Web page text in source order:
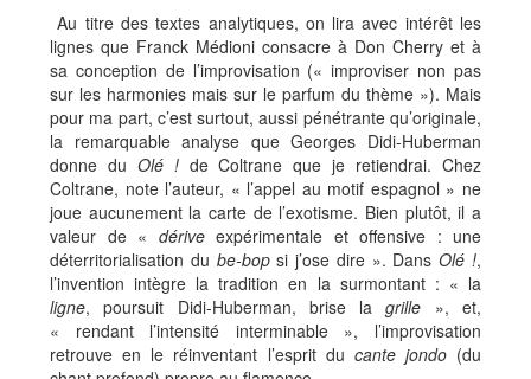
Au titre des textes analytiques, on lira avec intérêt les
lignes que Franck Médioni consacre à Don Cherry et à
sa conception de l’improvisation (« improviser non pas
sur les harmonies mais sur le parfum du thème »). Mais
pour ma part, c’est surtout, aussi pénétrante qu’originale,
la remarquable analyse que Georges Didi-Huberman
donne du Olé !de Coltrane que je retiendrai. Chez
Coltrane, note l’auteur, « l’appel au motif espagnol » ne
joue aucunement la carte de l’exotisme. Bien plutôt, il a
valeur de « dériveexpérimentale et offensive : une
déterritorialisation du be-bopsi j’ose dire ». DansOlé !,
l’invention intègre la tradition en la surmontant : « la
ligne, poursuit Didi-Huberman, brise lagrille », et,
« rendant l’intensité interminable », l’improvisation
retrouve en le réinventant l’esprit du cante jondo(du